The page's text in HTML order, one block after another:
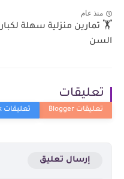
منذ عام
🏋️ تمارين منزلية سهلة لكبار
السن
تعليقات
إرسال تعليق